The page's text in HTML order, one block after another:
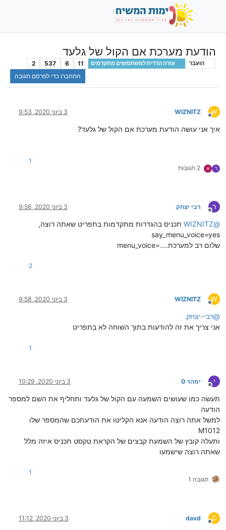
הודעת מערכת אם הקול של גלעד
הועבר עזרה הדדית למשתמשים מתקדמים 11
6
537
2
התחברו כדי לפרסם תגובה
W
מנותק
WIZNITZ 3 ביוני 2020, 9:53
איך אני עושה הודעת מערכת אם הקול של גלעד?
ר א 2 תגובות
1
ר
מנותק
רבי יצחק 3 ביוני 2020, 9:56
@
WIZNITZ תכניס בהגדרות מתקדמות בתפריט שאתה רוצה,
say_menu_voice=yes
שלום רב למערכת....=menu_voice
2
W
מנותק
WIZNITZ 3 ביוני 2020, 9:58
@רבי-יצחק
אני צריך את זה להודעות בתוך השוחה לא בתפריט
1
י
מנותק
ימהר 0 3 ביוני 2020, 10:29
תעשה כמו שעושים השמעה עם הקול של גלעד ותחליף את השם למספר
הודעה
למשל אתה רוצה הודעה אנא הקליטו את הודעתכם שהמספר שלו
M1012
ותעלה קובץ של השמעת קבצים של הקראת טקסט תכניס איזה מלל
שאתה רוצה שישמעו
תגובה 1
1
D
מנותק
davd 3 ביוני 2020, 11:12